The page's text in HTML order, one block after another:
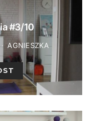
#3/10
AGNIESZKA